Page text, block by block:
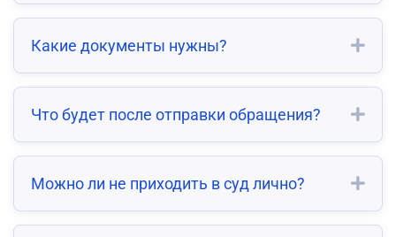
Какие документы нужны?
Что будет после отправки обращения?
Можно ли не приходить в суд лично?